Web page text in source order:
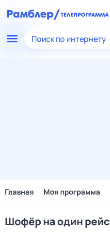
Поиск по интернету
Главная Моя программа
Шофёр на один рейс